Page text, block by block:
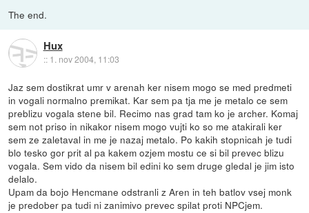
The end.
Hux
:: 1. nov 2004, 11:03
Jaz sem dostikrat umr v arenah ker nisem mogo se med predmeti
in vogali normalno premikat. Kar sem pa tja me je metalo ce sem
preblizu vogala stene bil. Recimo nas grad tam ko je archer. Komaj
sem not priso in nikakor nisem mogo vujti ko so me atakirali ker
sem ze zaletaval in me je nazaj metalo. Po kakih stopnicah je tudi
blo tesko gor prit al pa kakem ozjem mostu ce si bil prevec blizu
vogala. Sem vido da nisem bil edini ko sem druge gledal je jim isto
delalo.
Upam da bojo Hencmane odstranli z Aren in teh batlov vsej monk
je predober pa tudi ni zanimivo prevec spilat proti NPCjem.